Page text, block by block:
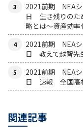
2021前期 NEA
日 生き残りのた
略とは〜資産効率
2021前期 NEA
日 教えて越智先
2021前期 NEA
日 速報 全国高
関連記事